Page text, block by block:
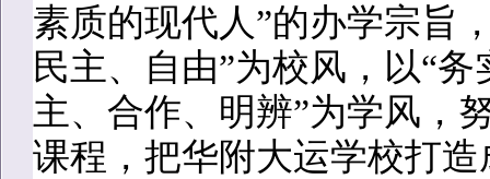
素质的现代人”的办学宗旨
民主、自由”为校风，以“
主、合作、明辨”为学风，
课程，把华附大运学校打